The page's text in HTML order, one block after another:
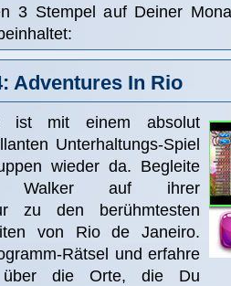
3 Stempel auf Deiner
Adventures In Rio
ist mit einem absolut
Unterhaltungs-Spiel
wieder da. Begleite
Walker auf ihrer
zu den berühmtesten
von Rio de Janeiro.
Rätsel und erfahre
über die Orte, die Du